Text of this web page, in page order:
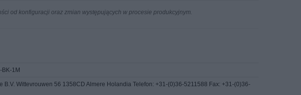
od konfiguracji oraz zmian występujących w procesie produkcyjnym.
BK-1M
B.V. Wittevrouwen 56 1358CD Almere Holandia Telefon: +31-(0)36-5211588 Fax: +31-(0)36-